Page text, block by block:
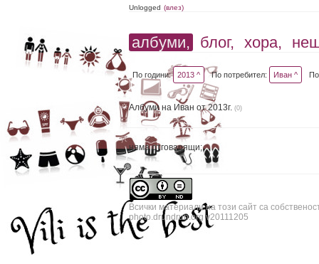
Unlogged (влез)
албуми, блог, хора,
По години: 2013 ^ По потребител: Иван ^
Албуми на Иван от 2013г. (0)
няма отговарящи;
Всички материали на този сайт са
photo.drundrun.org v20111205